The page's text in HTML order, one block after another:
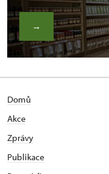
→
Domů
Akce
Zprávy
Publikace